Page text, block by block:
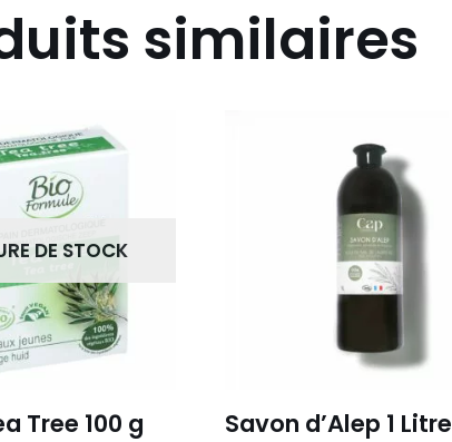
similaires
DE STOCK
Tree 100 g Savon d’Alep 1 Litre